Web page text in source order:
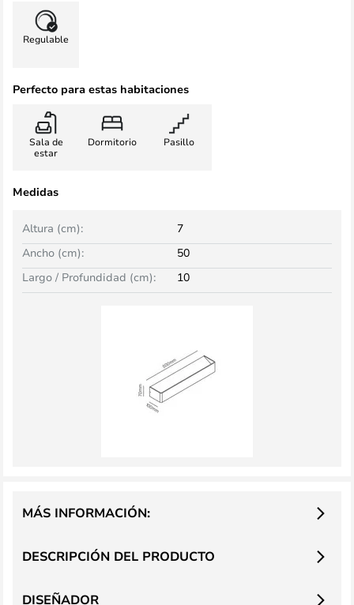
Regulable
Perfecto para estas habitaciones
Sala de
estar
Dormitorio Pasillo
Medidas
Ancho (cm): 50
Altura (cm): 7
Largo / Profundidad (cm): 10
DESCRIPCIÓN DEL PRODUCTO
MÁS INFORMACIÓN:
DISEÑADOR